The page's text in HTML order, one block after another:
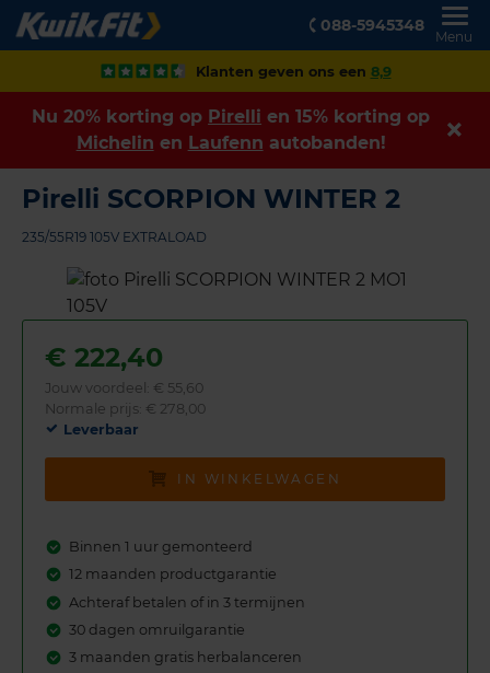
088-5945348
Menu
Klanten geven ons een 8,9
Nu 20% korting op Pirelli en 15% korting op
Michelin en Laufenn autobanden!
Pirelli SCORPION WINTER 2
235/55R19 105V EXTRALOAD
€ 222,40
Jouw voordeel: € 55,60
Normale prijs: € 278,00
Leverbaar
IN WINKELWAGEN
Binnen 1 uur gemonteerd
12 maanden productgarantie
Achteraf betalen of in 3 termijnen
30 dagen omruilgarantie
3 maanden gratis herbalanceren